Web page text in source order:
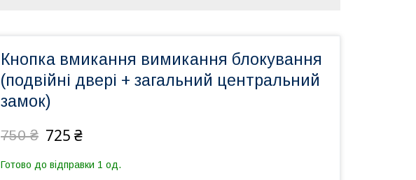
Кнопка вмикання вимикання блокування
(подвійні двері + загальний центральний
замок)
750 ₴ 725 ₴
Готово до відправки 1 од.